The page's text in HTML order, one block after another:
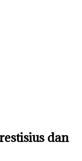
dan